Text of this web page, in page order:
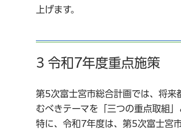
上げます。
3 令和7年度重点施策
第5次富士宮市総合計画では、将来
むべきテーマを「三つの重点取組」
特に、令和7年度は、第5次富士宮